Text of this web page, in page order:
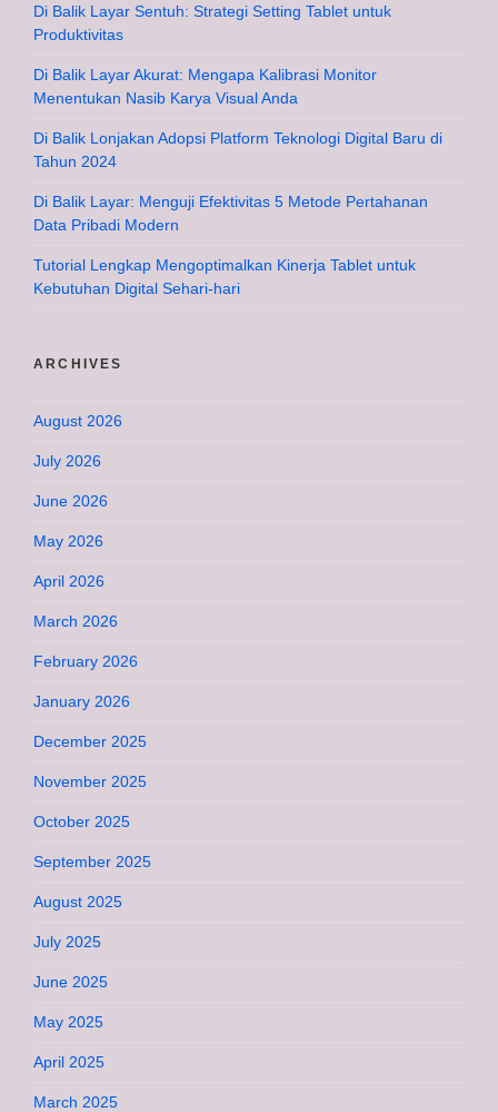
Di Balik Layar Sentuh: Strategi Setting Tablet untuk
Produktivitas
Di Balik Layar Akurat: Mengapa Kalibrasi Monitor
Menentukan Nasib Karya Visual Anda
Di Balik Lonjakan Adopsi Platform Teknologi Digital Baru di
Tahun 2024
Di Balik Layar: Menguji Efektivitas 5 Metode Pertahanan
Data Pribadi Modern
Tutorial Lengkap Mengoptimalkan Kinerja Tablet untuk
Kebutuhan Digital Sehari-hari
ARCHIVES
August 2026
July 2026
June 2026
May 2026
April 2026
March 2026
February 2026
January 2026
December 2025
November 2025
October 2025
September 2025
August 2025
July 2025
June 2025
May 2025
April 2025
March 2025